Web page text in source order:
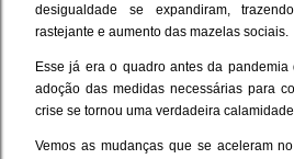
desigualdade se expandiram,
rastejante e aumento das mazelas sociais.
Esse já era o quadro antes da
adoção das medidas necessárias para
crise se tornou uma verdadeira
Vemos as mudanças que se aceleram